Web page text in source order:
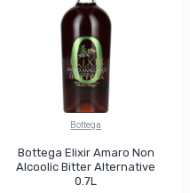
Bottega
Bottega Elixir Amaro Non
Alcoolic Bitter Alternative
0.7L